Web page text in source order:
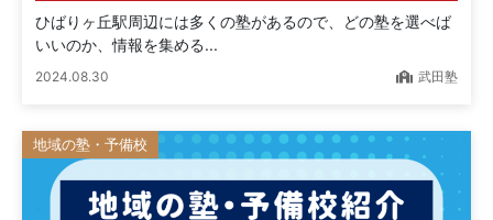
ひばりヶ丘駅周辺には多くの塾があるので、どの塾を選べば
いいのか、情報を集める...
2024.08.30 武田塾
地域の塾・予備校